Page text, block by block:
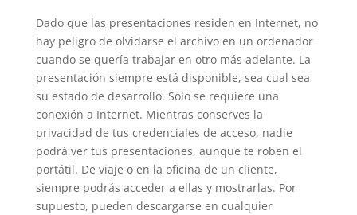
Dado que las presentaciones residen en Internet, no
hay peligro de olvidarse el archivo en un ordenador
cuando se quería trabajar en otro más adelante. La
presentación siempre está disponible, sea cual sea
su estado de desarrollo. Sólo se requiere una
conexión a Internet. Mientras conserves la
privacidad de tus credenciales de acceso, nadie
podrá ver tus presentaciones, aunque te roben el
portátil. De viaje o en la oficina de un cliente,
siempre podrás acceder a ellas y mostrarlas. Por
supuesto, pueden descargarse en cualquier